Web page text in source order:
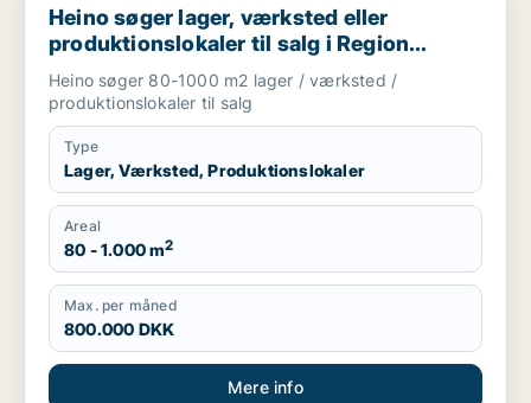
Heino søger lager, værksted eller
produktionslokaler til salg i Region
Sjælland
Heino søger 80-1000 m2 lager / værksted /
produktionslokaler til salg
Type
Lager, Værksted, Produktionslokaler
Areal
80 - 1.000 m2
Max. per måned
800.000 DKK
Mere info